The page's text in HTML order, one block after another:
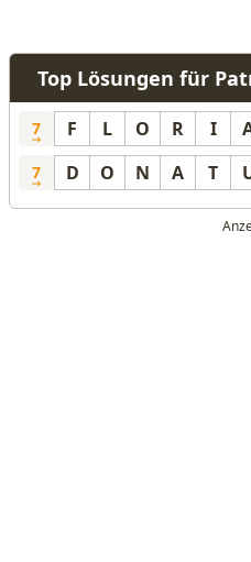
Top Lösungen für
7 F L O R I
7 D O N A T